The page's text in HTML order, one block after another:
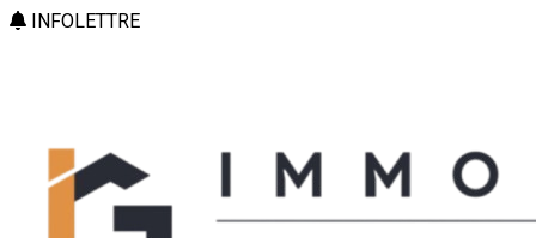
INFOLETTRE